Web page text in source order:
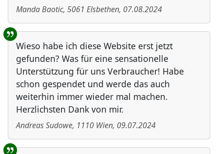
Manda Baotic, 5061 Elsbethen, 07.08.2024
Wieso habe ich diese Website erst jetzt
gefunden? Was für eine sensationelle
Unterstützung für uns Verbraucher! Habe
schon gespendet und werde das auch
weiterhin immer wieder mal machen.
Herzlichsten Dank von mir.
Andreas Sudowe, 1110 Wien, 09.07.2024